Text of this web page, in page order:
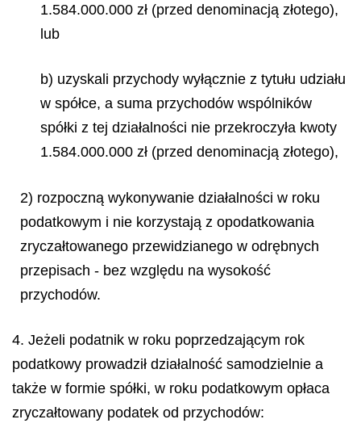
1.584.000.000 zł (przed denominacją złotego),
lub
b) uzyskali przychody wyłącznie z tytułu udziału
w spółce, a suma przychodów wspólników
spółki z tej działalności nie przekroczyła kwoty
1.584.000.000 zł (przed denominacją złotego),
2) rozpoczną wykonywanie działalności w roku
podatkowym i nie korzystają z opodatkowania
zryczałtowanego przewidzianego w odrębnych
przepisach - bez względu na wysokość
przychodów.
4. Jeżeli podatnik w roku poprzedzającym rok
podatkowy prowadził działalność samodzielnie a
także w formie spółki, w roku podatkowym opłaca
zryczałtowany podatek od przychodów: